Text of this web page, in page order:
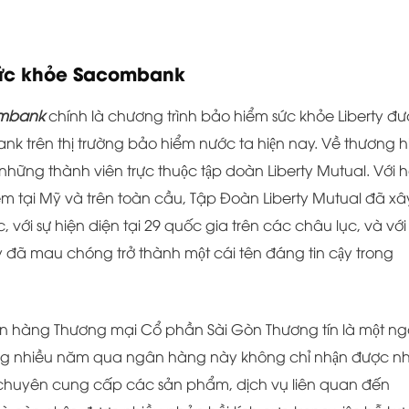
khỏe Sacombank
chính là chương trình bảo hiểm sức khỏe Liberty
trên thị trường bảo hiểm nước ta hiện nay. Về thương
thành viên trực thuộc tập doàn Liberty Mutual. Với
tại Mỹ và trên toàn cầu, Tập Đoàn Liberty Mutual đã
sự hiện diện tại 29 quốc gia trên các châu lục, và
đã mau chóng trở thành một cái tên đáng tin cậy trong
Thương mại Cổ phần Sài Gòn Thương tín là một
nhiều năm qua ngân hàng này không chỉ nhận được
cung cấp các sản phẩm, dịch vụ liên quan đến